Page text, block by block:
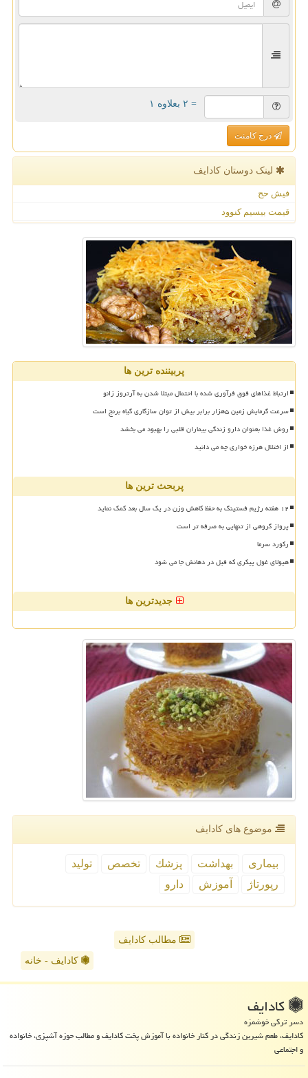
= ۲ بعلاوه ۱
درج کامنت
لینک دوستان كادایف
فیش حج
قیمت بیسیم کنوود
پربیننده ترین ها
ارتباط غذاهای فوق فرآوری شده با احتمال مبتلا شدن به آرتروز زانو
سرعت گرمایش زمین ۵هزار برابر بیش از توان سازگاری گیاه برنج است
روش غذا بعنوان دارو زندگی بیماران قلبی را بهبود می بخشد
از اختلال هرزه خواری چه می دانید
پربحث ترین ها
۱۲ هفته رژیم فستینگ به حفظ کاهش وزن در یک سال بعد کمک نماید
پرواز گروهی از تنهایی به صرفه تر است
رکورد سرما
هیولای غول پیکری که فیل در دهانش جا می شود
جدیدترین ها
موضوع های كادایف
بیماری بهداشت پزشك تخصص
تولید
رپورتاژ
آموزش دارو
مطالب کادایف
کادایف - خانه
كادایف
دسر ترکی خوشمزه
کادایف، طعم شیرین زندگی در کنار خانواده با آموزش پخت کادایف و مطالب حوزه آشپزی، خانواده
و اجتماعی